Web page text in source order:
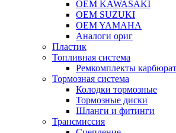
OEM KAWASAKI
OEM SUZUKI
OEM YAMAHA
Аналоги ориг
Пластик
Топливная система
Ремкомплекты
Тормозная система
Колодки тормозные
Тормозные диски
Шланги и фитинги
Трансмиссия